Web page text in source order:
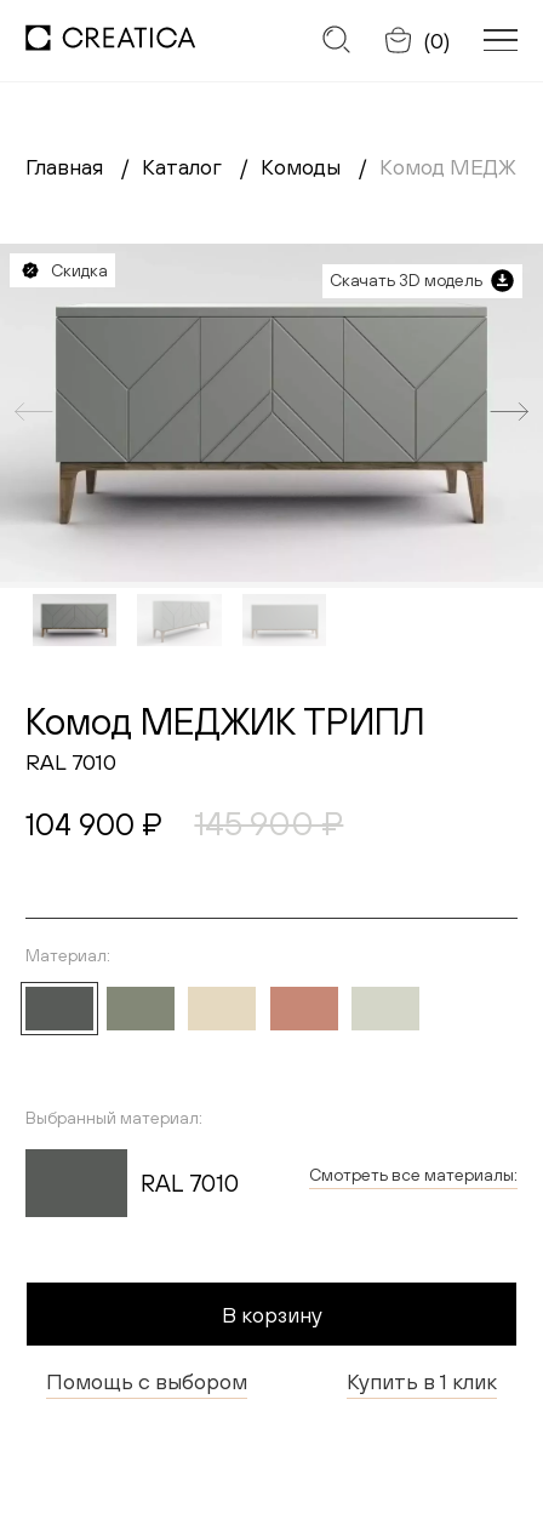
Отменить
(0)
Заказать обратный звонок
Каталог
Диваны
Кровати
Cтулья
Столы
Живопись
Комоды
Пуфы и банкетки
Подушки
Распродажа
Комнаты
Кухня
Доставка и оплата
Проекты
Мебель для бизнеса
Главная Каталог Комоды Комод
Скидка
Скачать 3D модель
Комод МЕДЖИК ТРИПЛ
RAL 7010
104 900 ₽ 145 900 ₽
Выберите материал
Материал:
Выбранный материал:
RAL 7010 Смотреть все материалы:
В корзину
Помощь с выбором Купить в 1 клик